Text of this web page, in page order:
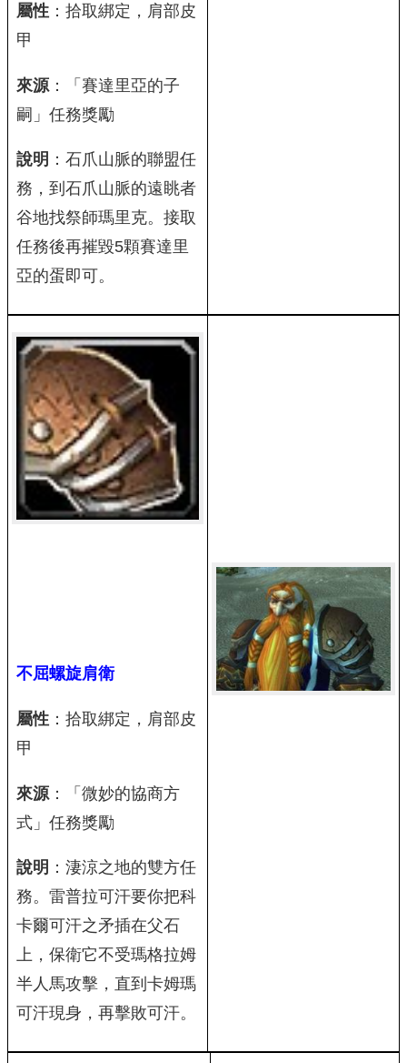
屬性：拾取綁定，肩部皮
甲
來源：「賽達里亞的子
嗣」任務獎勵
說明 ：石爪山脈的聯盟任
務，到石爪山脈的遠眺者
谷地找祭師瑪里克。接取
任務後再摧毀5顆賽達里
亞的蛋即可。
不屈螺旋肩衛
屬性：拾取綁定，肩部皮
甲
來源：「微妙的協商方
式」任務獎勵
說明 ：淒涼之地的雙方任
務。雷普拉可汗要你把科
卡爾可汗之矛插在父石
上，保衛它不受瑪格拉姆
半人馬攻擊，直到卡姆瑪
可汗現身，再擊敗可汗。